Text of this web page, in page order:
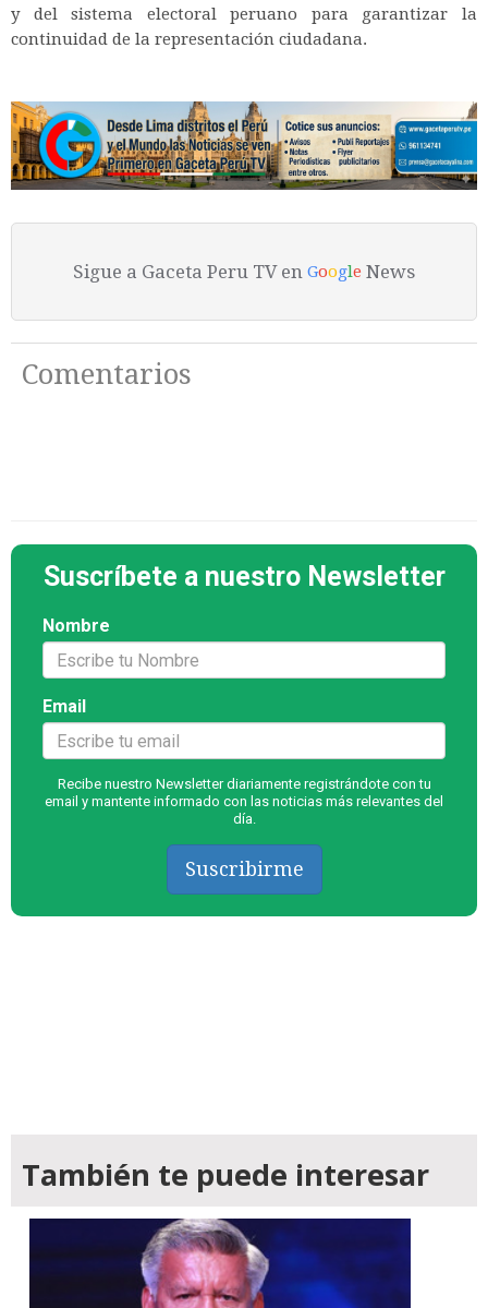
y del sistema electoral peruano para garantizar la
continuidad de la representación ciudadana.
Sigue a Gaceta Peru TV en Google News
Comentarios
Suscríbete a nuestro Newsletter
Nombre
Email
Recibe nuestro Newsletter diariamente registrándote con tu
email y mantente informado con las noticias más relevantes del
día.
Suscribirme
También te puede interesar